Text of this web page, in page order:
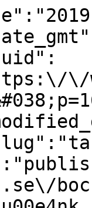
\/